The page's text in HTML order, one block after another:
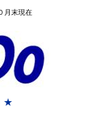
月末現在
★